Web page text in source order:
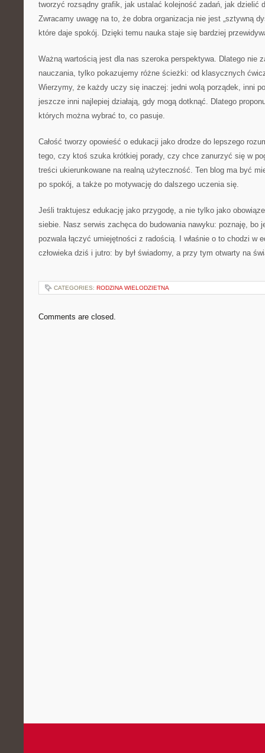
tworzyć rozsądny grafik, jak ustalać kolejność zadań, jak dzielić
Zwracamy uwagę na to, że dobra organizacja nie jest „sztywną
które daje spokój. Dzięki temu nauka staje się bardziej
Ważną wartością jest dla nas szeroka perspektywa. Dlatego nie
nauczania, tylko pokazujemy różne ścieżki: od klasycznych
Wierzymy, że każdy uczy się inaczej: jedni wolą porządek, inni
jeszcze inni najlepiej działają, gdy mogą dotknąć. Dlatego
których można wybrać to, co pasuje.
Całość tworzy opowieść o edukacji jako drodze do lepszego
tego, czy ktoś szuka krótkiej porady, czy chce zanurzyć się w
treści ukierunkowane na realną użyteczność. Ten blog ma być
po spokój, a także po motywację do dalszego uczenia się.
Jeśli traktujesz edukację jako przygodę, a nie tylko jako
siebie. Nasz serwis zachęca do budowania nawyku: poznaję, bo
pozwala łączyć umiejętności z radością. I właśnie o to chodzi w
człowieka dziś i jutro: by był świadomy, a przy tym otwarty na
CATEGORIES: RODZINA WIELODZIETNA
Comments are closed.